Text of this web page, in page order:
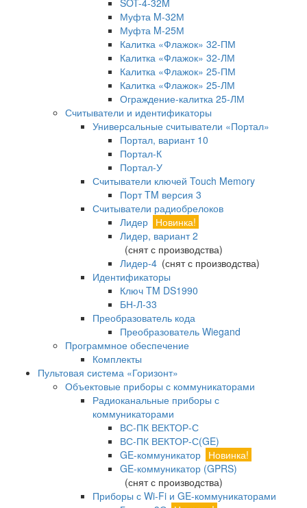
SOT-4-32M
Муфта M-32М
Муфта M-25М
Калитка «Флажок» 32-ПМ
Калитка «Флажок» 32-ЛМ
Калитка «Флажок» 25-ПМ
Калитка «Флажок» 25-ЛМ
Ограждение-калитка 25-ЛМ
Считыватели и идентификаторы
Универсальные считыватели «Портал»
Портал, вариант 10
Портал-К
Портал-У
Считыватели ключей Touch Memory
Порт TM версия 3
Считыватели радиобрелоков
Лидер Новинка!
Лидер, вариант 2
(снят с производства)
Лидер-4 (снят с производства)
Идентификаторы
Ключ TM DS1990
БН-Л-33
Преобразователь кода
Преобразователь Wiegand
Программное обеспечение
Комплекты
Пультовая система «Горизонт»
Объектовые приборы с коммуникаторами
Радиоканальные приборы с
коммуникаторами
ВС-ПК ВЕКТОР-С
ВС-ПК ВЕКТОР-С(GE)
GE-коммуникатор Новинка!
GE-коммуникатор (GPRS)
(снят с производства)
Приборы с Wi-Fi и GE-коммуникаторами